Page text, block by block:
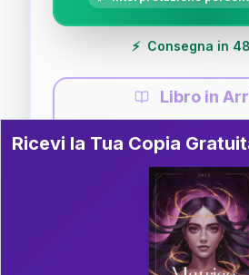
⚡ Consegna in
Libro in
Guida completa di
Il libro è in fase di scrittura.
per ricevere
P.S.
Ricevi la Tua Copia Gratuita del
Ricevi la Tua Copia